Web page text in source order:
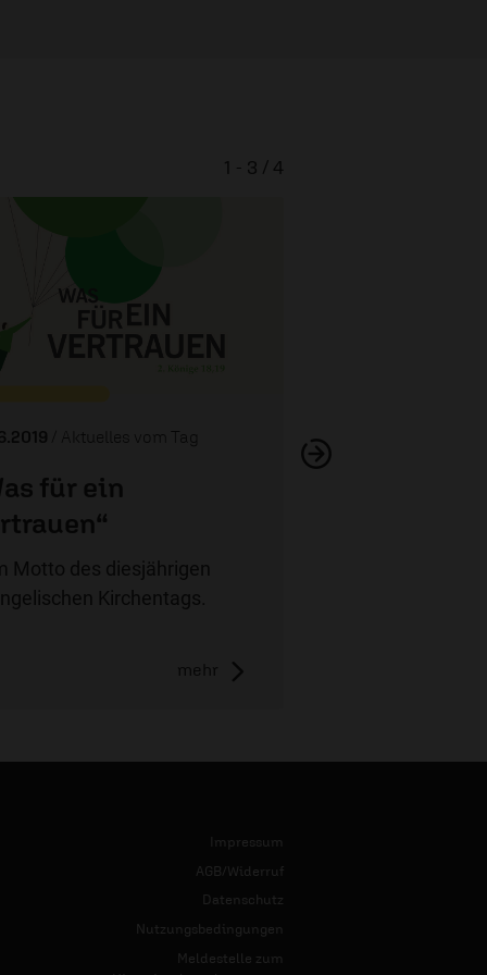
/ Aktuelles vom Tag
für ein
Motto des diesjährigen
Kirchentags.
mehr
1 - 3 / 4
Impressum
AGB/Widerruf
Datenschutz
Nutzungsbedingungen
Meldestelle zum